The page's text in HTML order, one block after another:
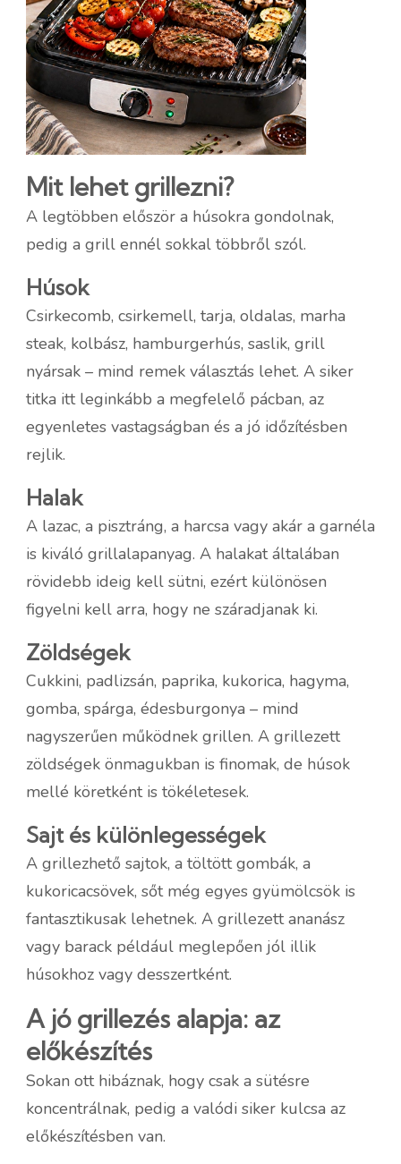
Mit lehet grillezni?
A legtöbben először a húsokra gondolnak,
pedig a grill ennél sokkal többről szól.
Húsok
Csirkecomb, csirkemell, tarja, oldalas, marha
steak, kolbász, hamburgerhús, saslik, grill
nyársak – mind remek választás lehet. A siker
titka itt leginkább a megfelelő pácban, az
egyenletes vastagságban és a jó időzítésben
rejlik.
Halak
A lazac, a pisztráng, a harcsa vagy akár a garnéla
is kiváló grillalapanyag. A halakat általában
rövidebb ideig kell sütni, ezért különösen
figyelni kell arra, hogy ne száradjanak ki.
Zöldségek
Cukkini, padlizsán, paprika, kukorica, hagyma,
gomba, spárga, édesburgonya – mind
nagyszerűen működnek grillen. A grillezett
zöldségek önmagukban is finomak, de húsok
mellé köretként is tökéletesek.
Sajt és különlegességek
A grillezhető sajtok, a töltött gombák, a
kukoricacsövek, sőt még egyes gyümölcsök is
fantasztikusak lehetnek. A grillezett ananász
vagy barack például meglepően jól illik
húsokhoz vagy desszertként.
A jó grillezés alapja: az
előkészítés
Sokan ott hibáznak, hogy csak a sütésre
koncentrálnak, pedig a valódi siker kulcsa az
előkészítésben van.